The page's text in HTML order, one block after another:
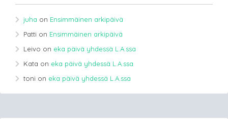
juha on Ensimmäinen arkipäivä
Patti on Ensimmäinen arkipäivä
Leivo on eka päivä yhdessä L.A.ssa
Kata on eka päivä yhdessä L.A.ssa
toni on eka päivä yhdessä L.A.ssa